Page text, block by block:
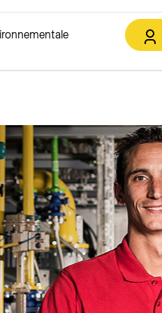
Espace client
Annoncer un
Solutions solaires
Autoconsommation
Contracting solaire
Soutiens financiers
Offres